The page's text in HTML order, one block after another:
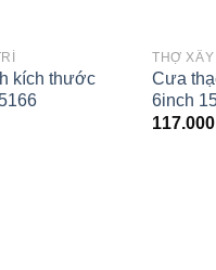
kích thước
THỢ XÂY
Cưa
6inch
117.000